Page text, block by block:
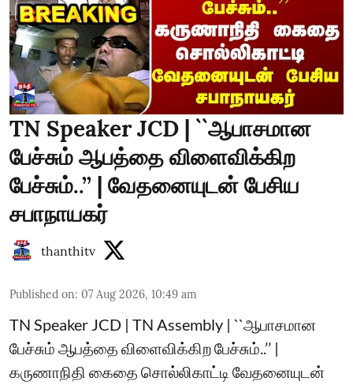
TN Speaker JCD | ``ஆபாசமான
பேச்சும் ஆபத்தை விளைவிக்கிற
பேச்சும்..’’ | வேதனையுடன் பேசிய
சபாநாயகர்
thanthitv
Published on: 07 Aug 2026, 10:49 am
TN Speaker JCD | TN Assembly | ``ஆபாசமான
பேச்சும் ஆபத்தை விளைவிக்கிற பேச்சும்..’’ |
கருணாநிதி கைதை சொல்லிகாட்டி வேதனையுடன்